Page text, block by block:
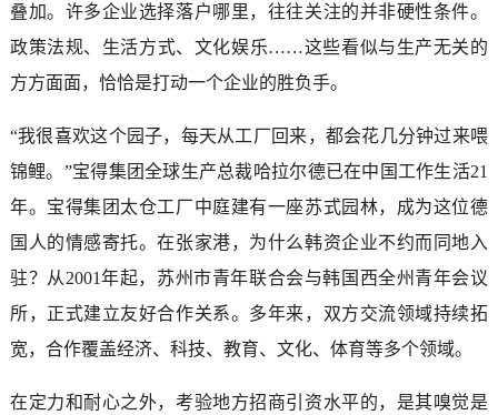
叠加。许多企业选择落户哪里，往往关注的并非硬性条件。
政策法规、生活方式、文化娱乐……这些看似与生产无关的
方方面面，恰恰是打动一个企业的胜负手。
“我很喜欢这个园子，每天从工厂回来，都会花几分钟过来喂
锦鲤。”宝得集团全球生产总裁哈拉尔德已在中国工作生活21
年。宝得集团太仓工厂中庭建有一座苏式园林，成为这位德
国人的情感寄托。在张家港，为什么韩资企业不约而同地入
驻？从2001年起，苏州市青年联合会与韩国西全州青年会议
所，正式建立友好合作关系。多年来，双方交流领域持续拓
宽，合作覆盖经济、科技、教育、文化、体育等多个领域。
在定力和耐心之外，考验地方招商引资水平的，是其嗅觉是